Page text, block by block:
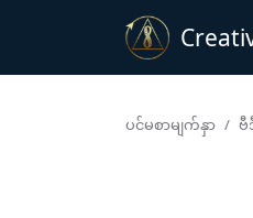
ပင်မစာမျက်နှာ ဗီ